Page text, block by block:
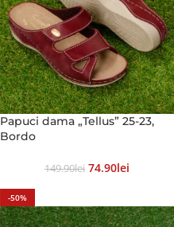
Papuci dama „Tellus” 25-23,
Bordo
149.90Lei 74.90Lei
-50%